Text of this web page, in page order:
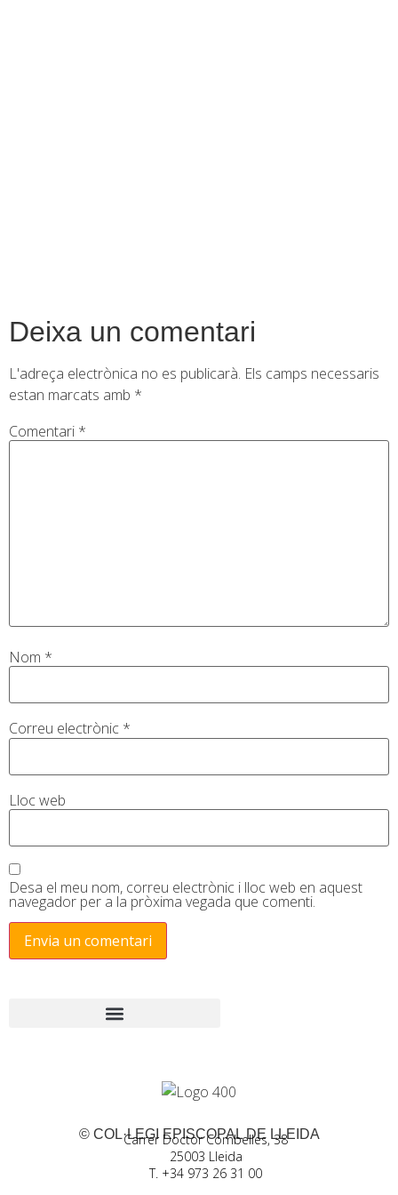
Deixa un comentari
L'adreça electrònica no es publicarà. Els camps necessaris
estan marcats amb *
Comentari *
Nom *
Correu electrònic *
Lloc web
Desa el meu nom, correu electrònic i lloc web en aquest
navegador per a la pròxima vegada que comenti.
© COL·LEGI EPISCOPAL DE LLEIDA
Carrer Doctor Combelles, 38
25003 Lleida
T. +34 973 26 31 00